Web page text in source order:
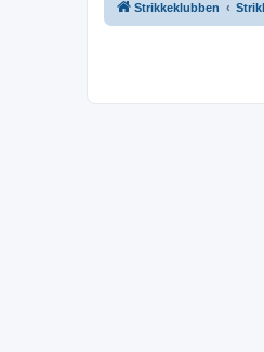
Strikkeklubben